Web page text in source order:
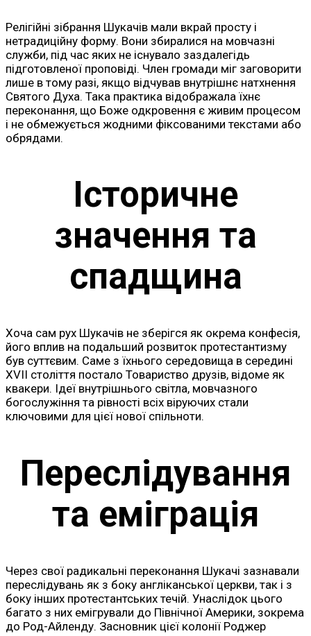
Релігійні зібрання Шукачів мали вкрай просту і
нетрадиційну форму. Вони збиралися на мовчазні
служби, під час яких не існувало заздалегідь
підготовленої проповіді. Член громади міг заговорити
лише в тому разі, якщо відчував внутрішнє натхнення
Святого Духа. Така практика відображала їхнє
переконання, що Боже одкровення є живим процесом
і не обмежується жодними фіксованими текстами або
обрядами.
Історичне
значення та
спадщина
Хоча сам рух Шукачів не зберігся як окрема конфесія,
його вплив на подальший розвиток протестантизму
був суттєвим. Саме з їхнього середовища в середині
XVII століття постало Товариство друзів, відоме як
квакери. Ідеї внутрішнього світла, мовчазного
богослужіння та рівності всіх віруючих стали
ключовими для цієї нової спільноти.
Переслідування
та еміграція
Через свої радикальні переконання Шукачі зазнавали
переслідувань як з боку англіканської церкви, так і з
боку інших протестантських течій. Унаслідок цього
багато з них емігрували до Північної Америки, зокрема
до Род-Айленду. Засновник цієї колонії Роджер